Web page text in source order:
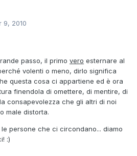
9, 2010
passo, il primo vero esternare al
volenti o meno, dirlo significa
questa cosa ci appartiene ed è ora
finendola di omettere, di mentire, di
consapevolezza che gli altri di noi
male distorta.
persone che ci circondano... diamo
:)